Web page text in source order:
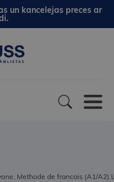
un kancelejas preces ar
Methode de francais (A1/A2)